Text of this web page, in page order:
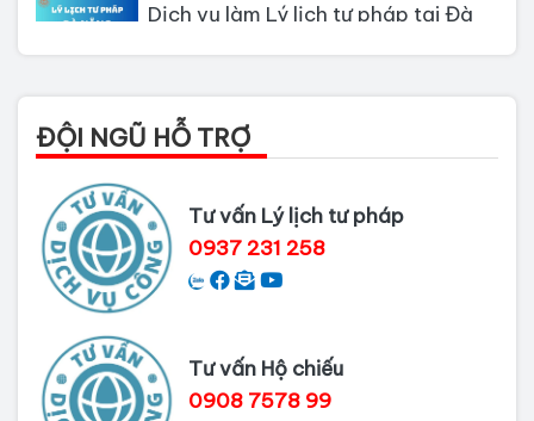
Nẵng
Chí Minh
Thủ tục làm lý lịch tư pháp tại Đồng
Dịch vụ làm phiếu lý lịch tư pháp
cho người nước ngoài
Dương
ĐỘI NGŨ HỖ TRỢ
Tư vấn Lý lịch tư pháp
0937 231 258
Tư vấn Hộ chiếu
0908 7578 99